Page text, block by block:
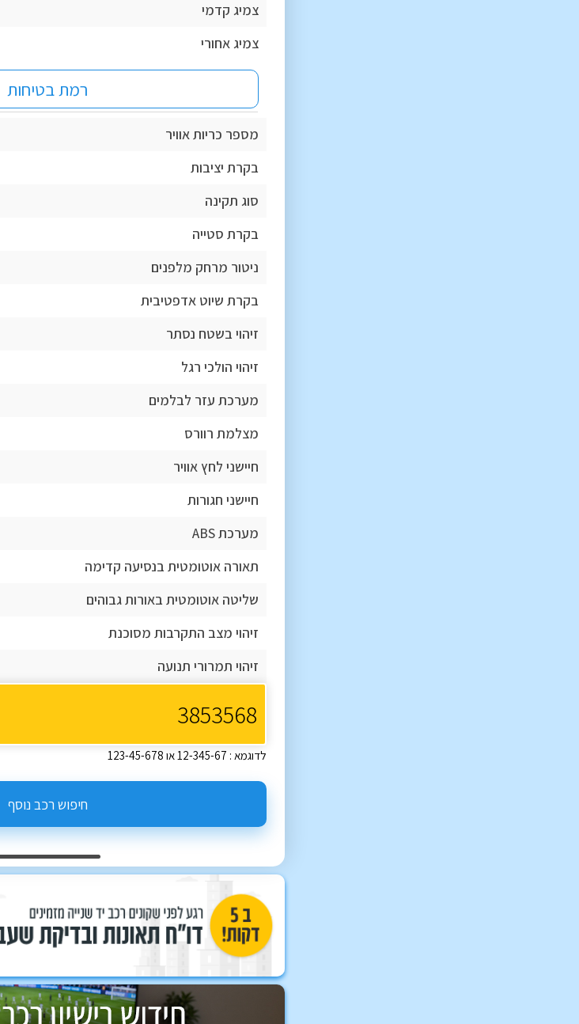
צמיג קדמי
צמיג אחורי
רמת בטיחות
מספר כריות אוויר
בקרת יציבות
סוג תקינה
בקרת סטייה
ניטור מרחק מלפנים
בקרת שיוט אדפטיבית
זיהוי בשטח נסתר
זיהוי הולכי רגל
מערכת עזר לבלמים
מצלמת רוורס
חיישני לחץ אוויר
חיישני חגורות
מערכת ABS
תאורה אוטומטית בנסיעה קדימה
שליטה אוטומטית באורות גבוהים
זיהוי מצב התקרבות מסוכנת
זיהוי תמרורי תנועה
לדוגמא : 12-345-67 או 123-45-678
חיפוש רכב נוסף